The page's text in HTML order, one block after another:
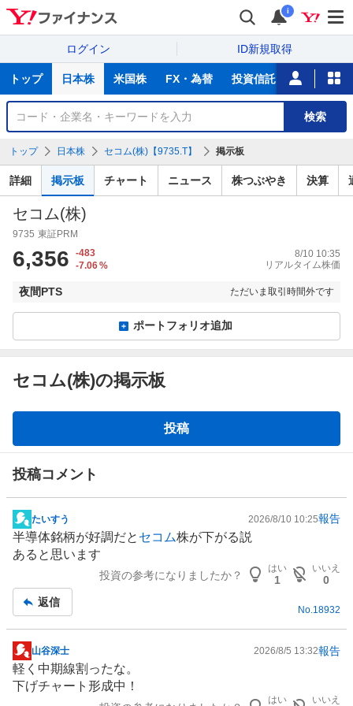
i
ログイン ID新規取得
サ
トップ 日本株 米国株 FX・為替 投資信託 ニュース
銘
検
索
検索
トップ 日本株 セコム(株)【9735.T】 掲示板
詳細 掲示板 チャート ニュース 株つぶやき 決算
セコム(株)
9735 東証PRM
6,356
-483
-7.06%
8/10 10:35
リアルタイム株価
夜間PTS ただいま取引時間外です
ポートフォリオ追加
セコム(株)の掲示板
板
投稿
投稿コメント
掲
示
板
たいすう 2026/8/10 10:25報告
半導体銘柄が好調だと セコム株が下がる説
あると思います
投資の参考になりましたか？
はい
1
いいえ
0
返信
No.18932
掲
示
板
山谷深士 2026/8/5 13:32報告
軽く中期線割ったな。
下げチャート形成中！
はい いいえ